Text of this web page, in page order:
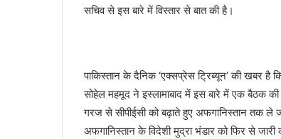
सचिव से इस बारे में विस्तार से बात की है।
पाकिस्तान के दैनिक ‘एक्सप्रेस ट्रिब्यून’ की खबर है
सोहेल महमूद ने इस्लामाबाद में इस बारे में एक बैठक की
गरज से सीपीईसी को बढ़ाते हुए अफगानिस्तान तक ले
अफगानिस्तान के विदेशी मुद्रा भंडार को फिर से